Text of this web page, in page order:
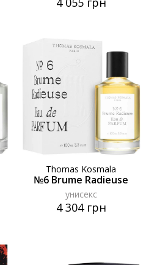
Thomas Kosmala
№6 Brume Radieuse
унисекс
4 304 грн